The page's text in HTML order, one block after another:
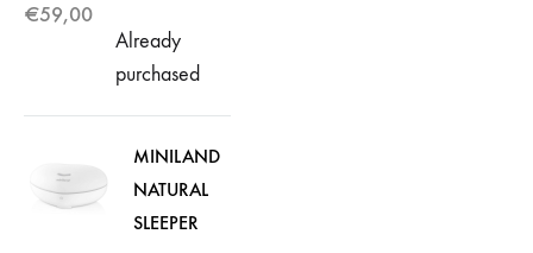
€59,00
Already
purchased
MINILAND
NATURAL
SLEEPER